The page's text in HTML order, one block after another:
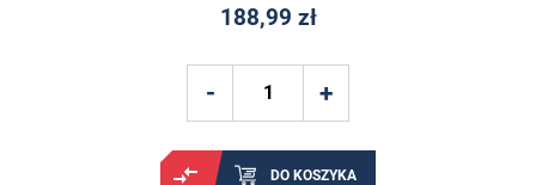
188,99 zł
DO KOSZYKA